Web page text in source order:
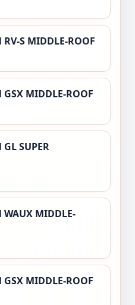
S MIDDLE-ROOF
MIDDLE-ROOF
SUPER
WAUX MIDDLE-
MIDDLE-ROOF